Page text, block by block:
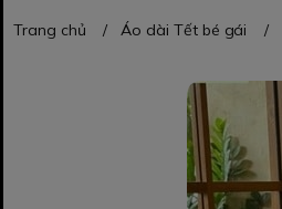
Trang chủ / Áo dài Tết bé gái /